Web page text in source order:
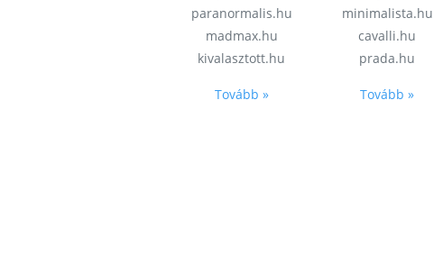
paranormalis.hu
madmax.hu
kivalasztott.hu
Tovább »
minimalista.hu
cavalli.hu
prada.hu
Tovább »